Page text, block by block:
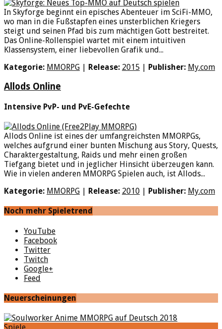
In Skyforge beginnt ein episches Abenteuer im SciFi-MMO,
wo man in die Fußstapfen eines unsterblichen Kriegers
steigt und seinen Pfad bis zum mächtigen Gott bestreitet.
Das Online-Rollenspiel wartet mit einem intuitiven
Klassensystem, einer liebevollen Grafik und...
Kategorie: MMORPG | Release: 2015 | Publisher: My.com
Allods Online
Intensive PvP- und PvE-Gefechte
Allods Online ist eines der umfangreichsten MMORPGs,
welches aufgrund einer bunten Mischung aus Story, Quests,
Charaktergestaltung, Raids und mehr einen großen
Tiefgang bietet und in jeglicher Hinsicht überzeugen kann.
Wie in vielen anderen MMORPG Spielen auch, ist Allods...
Kategorie: MMORPG Release: 2010 Publisher: My.com
Noch mehr Spieletrend
YouTube
Facebook
Twitter
Twitch
Google+
Feed
Neuerscheinungen